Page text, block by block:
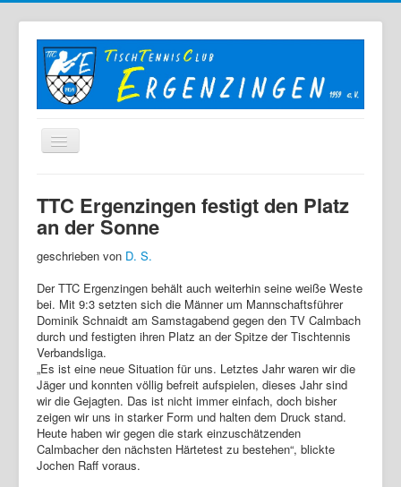
Der TTC
Bilder
Links
Sonstiges
Archiv
Login
TTC Ergenzingen festigt den Platz
an der Sonne
geschrieben von D. S.
Der TTC Ergenzingen behält auch weiterhin seine weiße Weste
bei. Mit 9:3 setzten sich die Männer um Mannschaftsführer
Dominik Schnaidt am Samstagabend gegen den TV Calmbach
durch und festigten ihren Platz an der Spitze der Tischtennis
Verbandsliga.
„Es ist eine neue Situation für uns. Letztes Jahr waren wir die
Jäger und konnten völlig befreit aufspielen, dieses Jahr sind
wir die Gejagten. Das ist nicht immer einfach, doch bisher
zeigen wir uns in starker Form und halten dem Druck stand.
Heute haben wir gegen die stark einzuschätzenden
Calmbacher den nächsten Härtetest zu bestehen“, blickte
Jochen Raff voraus.